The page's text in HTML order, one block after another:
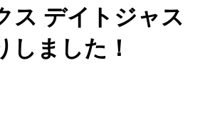
ス デイトジャス
しました！